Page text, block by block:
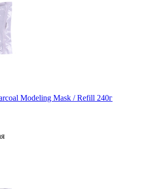
Modeling Mask / Refill 240г